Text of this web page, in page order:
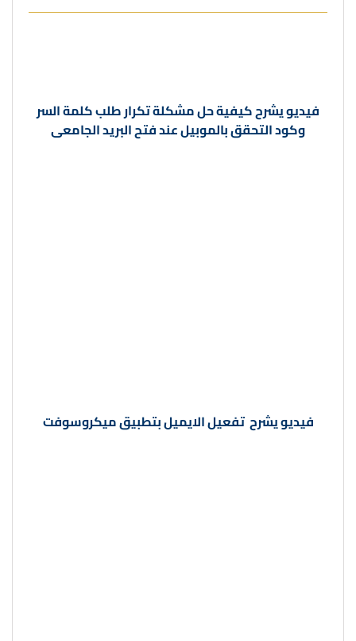
فيديو يشرح كيفيةحل مشكلة تكرار طلب كلمة السر
وكود التحقق بالموبيل عند فتح البريد الجامعى
فيديو يشرح تفعيل الايميل بتطبيق ميكروسوفت